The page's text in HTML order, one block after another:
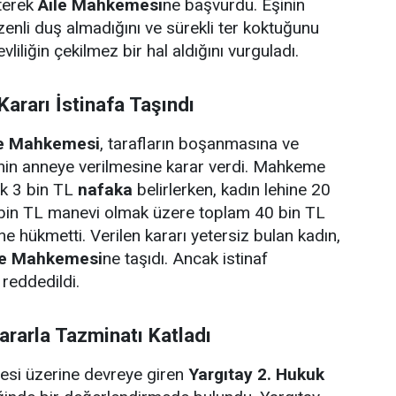
Aile Mahkemesine başvurdu. Eşinin
duş almadığını ve sürekli ter koktuğunu
çekilmez bir hal aldığını vurguladı.
İstinafa Taşındı
Mahkemesi, tarafların boşanmasına ve
anneye verilmesine karar verdi. Mahkeme
3 bin TL nafaka belirlerken, kadın lehine 20
TL manevi olmak üzere toplam 40 bin TL
hükmetti. Verilen kararı yetersiz bulan kadın,
Mahkemesine taşıdı. Ancak istinaf
Tazminatı Katladı
üzerine devreye giren Yargıtay 2. Hukuk